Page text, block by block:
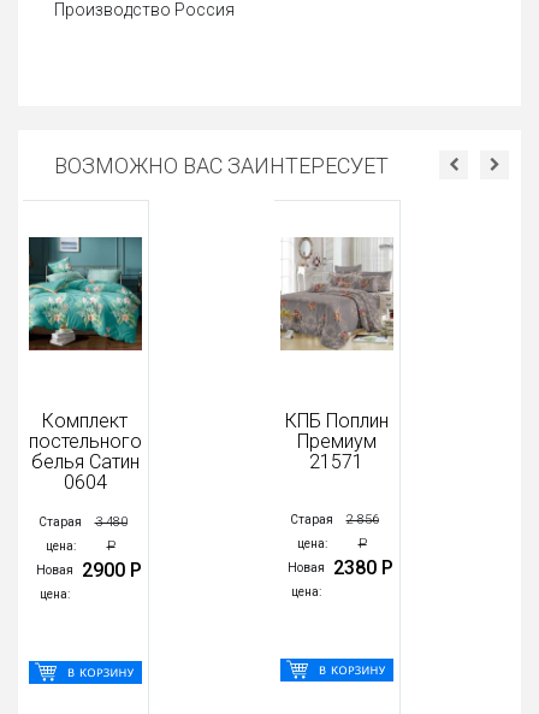
Производство Россия
ВОЗМОЖНО ВАС ЗАИНТЕРЕСУЕТ
Комплект
постельного
белья Сатин
0604
Старая
цена:
3 480
Р
Новая
цена:
2900 Р
КПБ Поплин
Премиум
21571
Старая
цена:
2 856
Р
Новая
цена:
2380 Р